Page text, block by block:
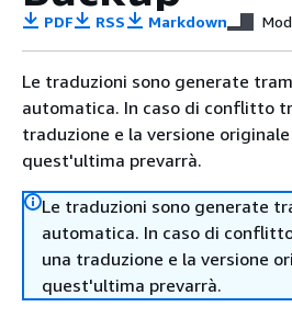
PDF RSS Markdown
Le traduzioni sono generate
automatica. In caso di conflitto
traduzione e la versione
quest'ultima prevarrà.
Le traduzioni sono generate
automatica. In caso di
una traduzione e la versione
quest'ultima prevarrà.